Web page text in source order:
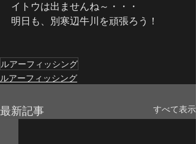
イトウは出ませんね～・・・
明日も、別寒辺牛川を頑張ろう！
ルアーフィッシング
ルアーフィッシング
最新記事 すべて表示